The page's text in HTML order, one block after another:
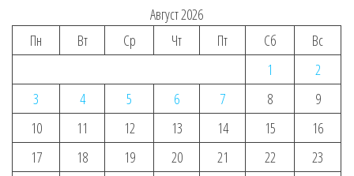
Август 2026
Пн
Вт Ср Чт Пт Сб
Вс
1
2
3
4 5 6 7 8
9
10
11 12 13 14 15
16
17
18 19 20 21 22
23